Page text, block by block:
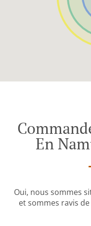
En
Oui, nous sommes
et sommes ravis